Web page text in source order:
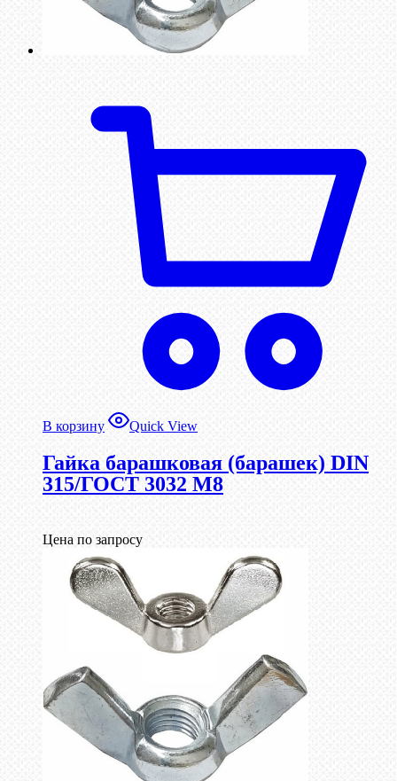
В корзину Quick View
Гайка барашковая (барашек) DIN
315/ГОСТ 3032 М8
Цена по запросу